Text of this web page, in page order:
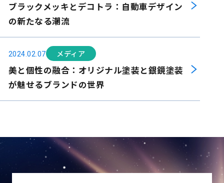
ブラックメッキとデコトラ：自動車デザイン
の新たなる潮流
2024.02.07 メディア
美と個性の融合：オリジナル塗装と銀鏡塗装
が魅せるブランドの世界